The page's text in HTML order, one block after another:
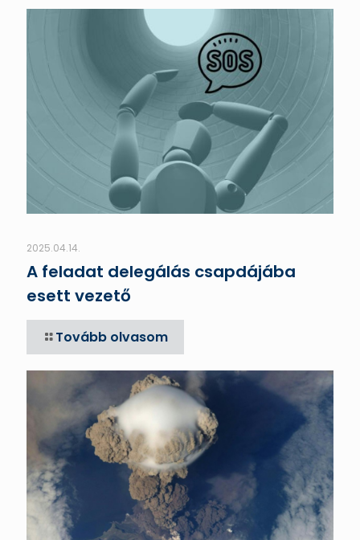
2025.04.14.
A feladat delegálás csapdájába
esett vezető
Tovább olvasom